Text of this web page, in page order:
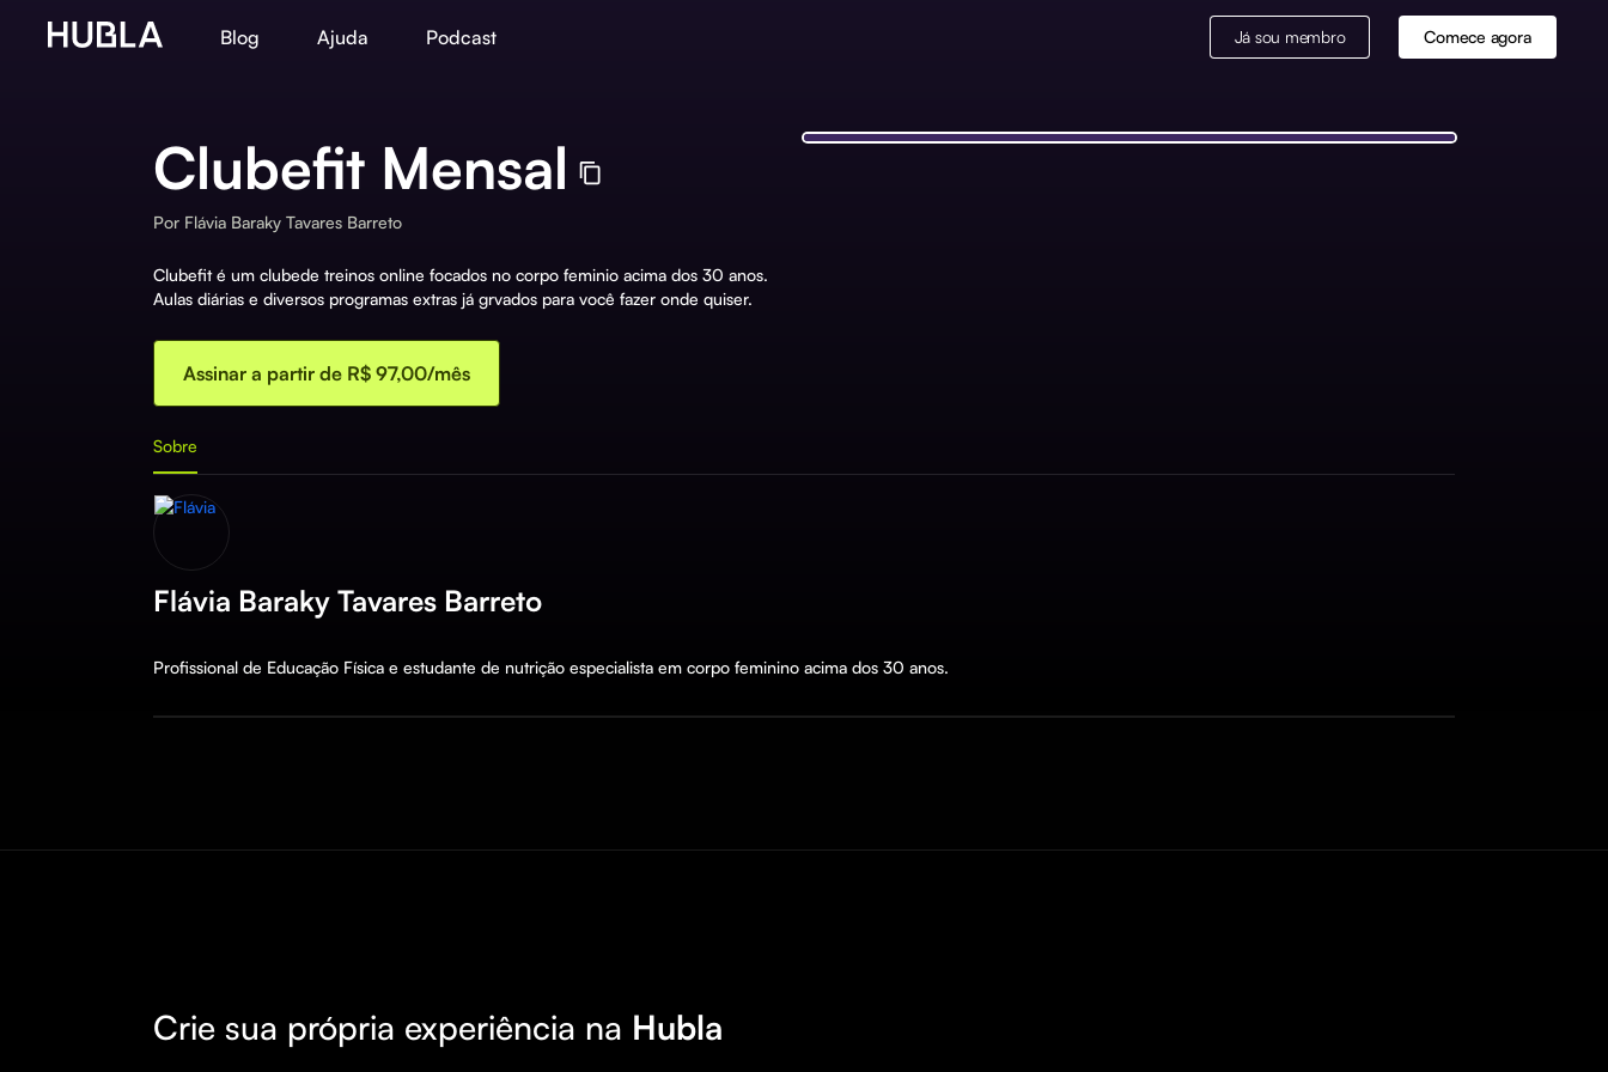
Blog Ajuda Podcast Já sou membro Comece agora
Clubefit Mensal
Por Flávia Baraky Tavares Barreto
Clubefit é um clubede treinos online focados no corpo feminio acima dos 30 anos.
Aulas diárias e diversos programas extras já grvados para você fazer onde quiser.
Assinar a partir de R$ 97,00/mês
Sobre
Flávia Baraky Tavares Barreto
Profissional de Educação Física e estudante de nutrição especialista em corpo feminino acima dos 30 anos.
Crie sua própria experiência na Hubla